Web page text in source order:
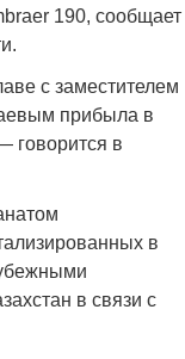
190, сообщает
с заместителем
прибыла в
говорится в
в
в связи с